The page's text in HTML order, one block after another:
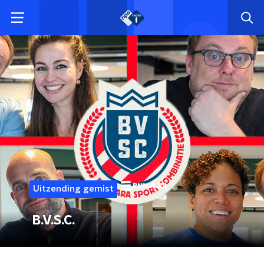
Uitzending gemist
B.V.S.C.